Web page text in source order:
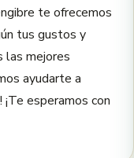
te ofrecemos
tus gustos y
las mejores
ayudarte a
esperamos con